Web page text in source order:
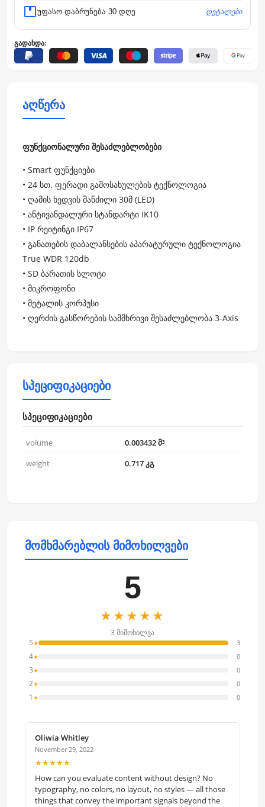
უფასო დაბრუნება 30 დღე დეტალები
გადახდა:
აღწერა
ფუნქციონალური შესაძლებლობები
• Smart ფუნქციები
• 24 სთ. ფერადი გამოსახულების ტექნოლოგია
• ღამის ხედვის მანძილი 30მ (LED)
• ანტივანდალური სტანდარტი IK10
• IP რეიტინგი IP67
• განათების დაბალანსების აპარატურული ტექნოლოგია
True WDR 120db
• SD ბარათის სლოტი
• მიკროფონი
• მეტალის კორპუსი
• ღერძის გასწორების სამმხრივი შესაძლებლობა 3-Axis
სპეციფიკაციები
სპეციფიკაციები
volume
0.003432 მ³
weight
0.717 კგ
მომხმარებლის მიმოხილვები
5
★★★★★
3 მიმოხილვა
5★ 3
4★ 0
3★ 0
2★ 0
1 ★ 0
Oliwia Whitley
November 29, 2022
★★★★★
How can you evaluate content without design? No
typography, no colors, no layout, no styles — all those
things that convey the important signals beyond the